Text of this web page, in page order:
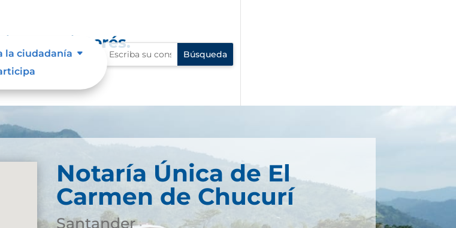
la ciudadanía
de interés.
Notaría Única de El
Carmen de Chucurí
Santander